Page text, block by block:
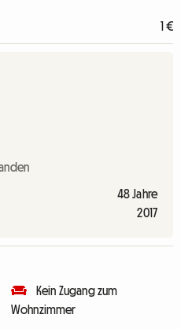
1 €
48 Jahre
2017
Kein Zugang zum
Wohnzimmer